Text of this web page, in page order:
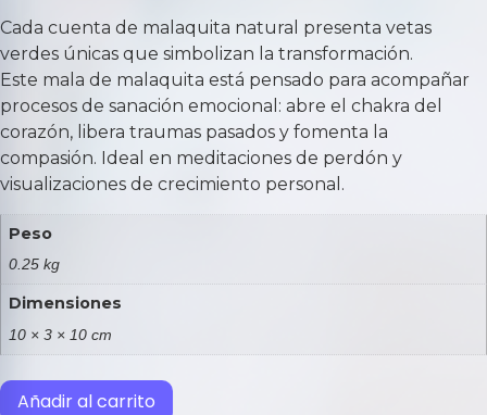
Cada cuenta de malaquita natural presenta vetas
verdes únicas que simbolizan la transformación.
Este mala de malaquita está pensado para acompañar
procesos de sanación emocional: abre el chakra del
corazón, libera traumas pasados y fomenta la
compasión. Ideal en meditaciones de perdón y
visualizaciones de crecimiento personal.
Peso
0.25 kg
Dimensiones
10 × 3 × 10 cm
Añadir al carrito